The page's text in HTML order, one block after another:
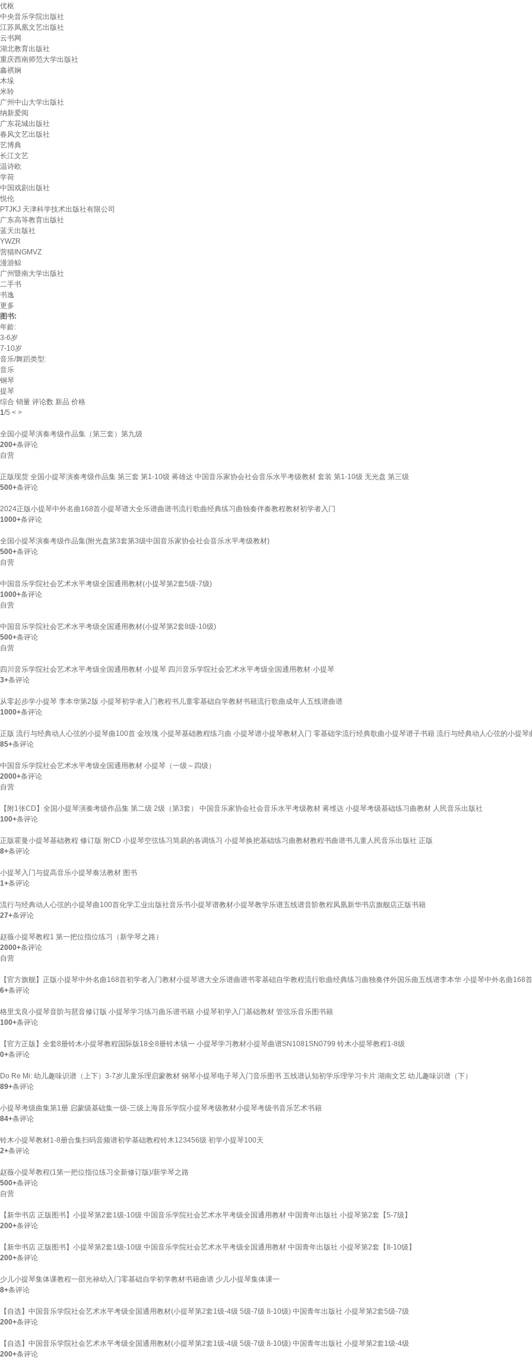
优枢
中央音乐学院出版社
江苏凤凰文艺出版社
云书网
湖北教育出版社
重庆西南师范大学出版社
鑫祺娴
木垛
米聆
广州中山大学出版社
纳新爱阅
广东花城出版社
春风文艺出版社
艺博典
长江文艺
温诗欧
学荷
中国戏剧出版社
悦伦
PTJKJ 天津科学技术出版社有限公司
广东高等教育出版社
蓝天出版社
YWZR
营猫INGMVZ
漫游鲸
广州暨南大学出版社
二手书
书逸
更多
图书:
年龄:
3-6岁
7-10岁
音乐/舞蹈类型:
音乐
钢琴
提琴
综合 销量 评论数 新品 价格
1/5 < >
全国小提琴演奏考级作品集（第三套）第九级
200+条评论
自营
正版现货 全国小提琴演奏考级作品集 第三套 第1-10级 蒋雄达 中国音乐家协会社会音乐水平考级教材 套装 第1-10级 无光盘 第三级
500+条评论
2024正版小提琴中外名曲168首小提琴谱大全乐谱曲谱书流行歌曲经典练习曲独奏伴奏教程教材初学者入门
1000+条评论
全国小提琴演奏考级作品集(附光盘第3套第3级中国音乐家协会社会音乐水平考级教材)
500+条评论
自营
中国音乐学院社会艺术水平考级全国通用教材(小提琴第2套5级-7级)
1000+条评论
自营
中国音乐学院社会艺术水平考级全国通用教材(小提琴第2套8级-10级)
500+条评论
自营
四川音乐学院社会艺术水平考级全国通用教材·小提琴 四川音乐学院社会艺术水平考级全国通用教材·小提琴
3+条评论
从零起步学小提琴 李本华第2版 小提琴初学者入门教程书儿童零基础自学教材书籍流行歌曲成年人五线谱曲谱
1000+条评论
正版 流行与经典动人心弦的小提琴曲100首 金玫瑰 小提琴基础教程练习曲 小提琴谱小提琴教材入门 零基础学流行经典歌曲小提琴谱子书籍 流行与经典动人心弦的小提琴
85+条评论
中国音乐学院社会艺术水平考级全国通用教材 小提琴（一级～四级）
2000+条评论
自营
【附1张CD】全国小提琴演奏考级作品集 第二级 2级（第3套） 中国音乐家协会社会音乐水平考级教材 蒋维达 小提琴考级基础练习曲教材 人民音乐出版社
100+条评论
正版霍曼小提琴基础教程 修订版 附CD 小提琴空弦练习简易的各调练习 小提琴换把基础练习曲教材教程书曲谱书儿童人民音乐出版社 正版
8+条评论
小提琴入门与提高音乐小提琴奏法教材 图书
1+条评论
流行与经典动人心弦的小提琴曲100首化学工业出版社音乐书小提琴谱教材小提琴教学乐谱五线谱音阶教程凤凰新华书店旗舰店正版书籍
27+条评论
赵薇小提琴教程1 第一把位指位练习（新学琴之路）
2000+条评论
自营
【官方旗舰】正版小提琴中外名曲168首初学者入门教材小提琴谱大全乐谱曲谱书零基础自学教程流行歌曲经典练习曲独奏伴外国乐曲五线谱李本华 小提琴中外名曲168
6+条评论
格里戈良小提琴音阶与琶音修订版 小提琴学习练习曲乐谱书籍 小提琴初学入门基础教材 管弦乐音乐图书籍
100+条评论
【官方正版】全套8册铃木小提琴教程国际版18全8册铃木镇一 小提琴学习教材小提琴曲谱SN1081SN0799 铃木小提琴教程1-8级
0+条评论
Do Re Mi: 幼儿趣味识谱（上下）3-7岁儿童乐理启蒙教材 钢琴小提琴电子琴入门音乐图书 五线谱认知初学乐理学习卡片 湖南文艺 幼儿趣味识谱（下）
89+条评论
小提琴考级曲集第1册 启蒙级基础集一级-三级上海音乐学院小提琴考级教材小提琴考级书音乐艺术书籍
84+条评论
铃木小提琴教材1-8册合集扫码音频谱初学基础教程铃木123456级 初学小提琴100天
2+条评论
赵薇小提琴教程(1第一把位指位练习全新修订版)/新学琴之路
500+条评论
自营
【新华书店 正版图书】小提琴第2套1级-10级 中国音乐学院社会艺术水平考级全国通用教材 中国青年出版社 小提琴第2套【5-7级】
200+条评论
【新华书店 正版图书】小提琴第2套1级-10级 中国音乐学院社会艺术水平考级全国通用教材 中国青年出版社 小提琴第2套【8-10级】
200+条评论
少儿小提琴集体课教程一邵光禄幼入门零基础自学初学教材书籍曲谱 少儿小提琴集体课一
8+条评论
【自选】中国音乐学院社会艺术水平考级全国通用教材(小提琴第2套1级-4级 5级-7级 8-10级) 中国青年出版社 小提琴第2套5级-7级
200+条评论
【自选】中国音乐学院社会艺术水平考级全国通用教材(小提琴第2套1级-4级 5级-7级 8-10级) 中国青年出版社 小提琴第2套1级-4级
200+条评论